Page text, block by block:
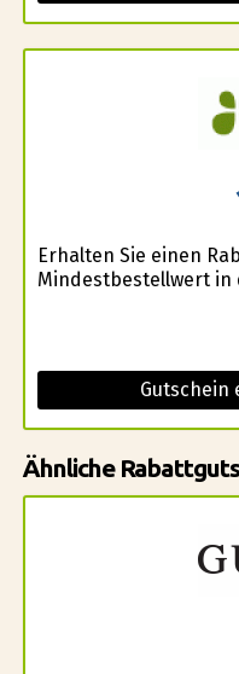
Erhalten Sie einen
Mindestbestellwert in
Gutschein
Ähnliche